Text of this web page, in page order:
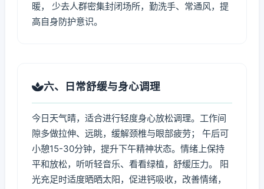
暖， 少去人群密集封闭场所，勤洗手、常通风，提
高自身防护意识。
六、日常舒缓与身心调理
今日天气晴，适合进行轻度身心放松调理。工作间
隙多做拉伸、远眺，缓解颈椎与眼部疲劳； 午后可
小憩15-30分钟，提升下午精神状态。情绪上保持
平和放松，听听轻音乐、看看绿植，舒缓压力。 阳
光充足时适度晒晒太阳，促进钙吸收，改善情绪，